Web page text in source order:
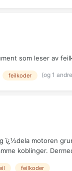
som leser av
feilkoder (og 1
ï¿½dela motoren
koblinger.
feilkoder